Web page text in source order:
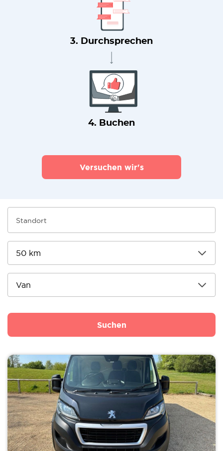
3. Durchsprechen
4. Buchen
Versuchen wir's
Suchen